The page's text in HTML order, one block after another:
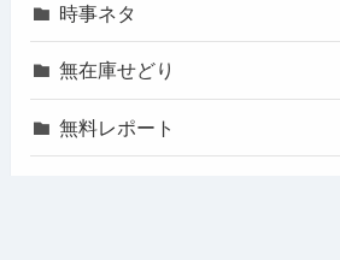
時事ネタ
無在庫せどり
無料レポート